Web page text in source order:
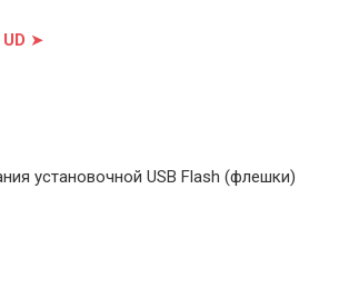
➤
установочной USB Flash (флешки)